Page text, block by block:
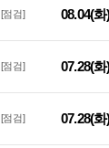
[점검] 08.04(
[점검] 07.28(
[점검] 07.28(